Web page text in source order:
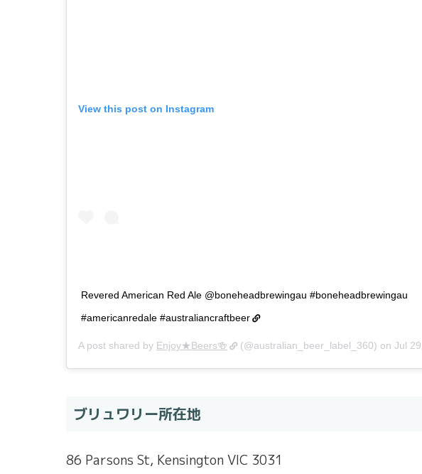
View this post on Instagram
Revered American Red Ale @boneheadbrewingau #boneheadbrewingau
#americanredale #australiancraftbeer
A post shared by Enjoy★Beers🍻 (@australian_beer_label_360) on Jul 29, 2020 at 11:39am PDT
ブリュワリー所在地
86 Parsons St, Kensington VIC 3031